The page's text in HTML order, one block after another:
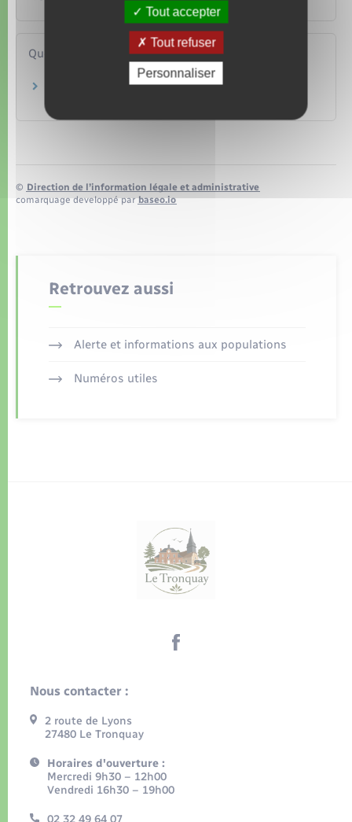
Questions ? Réponses !
Un ressortissant européen salarié en France a-
© Direction de l’information légale et administrative
comarquage developpé parbaseo.io
Retrouvez aussi
Alerte et informations aux populations
Numéros utiles
Nous contacter :
2 route de Lyons
27480 Le Tronquay
Horaires d'ouverture :
Mercredi 9h30 – 12h00
Vendredi 16h30 – 19h00
02 32 49 64 07
Tout accepter
Tout refuser
Personnaliser